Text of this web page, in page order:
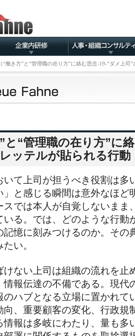
“働き方”と“管理職の在り方”に絡む思念-19-“ダメ上司
と“管理職の在り方”に
ッテルが貼られる行動
て上司が担うべき役割は多
」と感じる瞬間は意外なほど
スでは本人が自覚しないまま
いる。では、どのような行動
記憶に刻みつけるのか。その
い。
けない上司は組織の流れを止
報伝達の不備である。現代
のハブとなる立場に置かれて
向、重要顧客の変化、行政規
情報は多岐にわたり、量も多